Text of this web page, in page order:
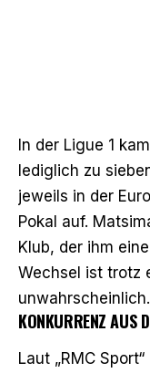
In der Ligue 1
lediglich zu
jeweils in der
Pokal auf.
Klub, der ihm
Wechsel ist trotz
unwahrscheinlich.
KONKURRENZ AUS
Laut „RMC